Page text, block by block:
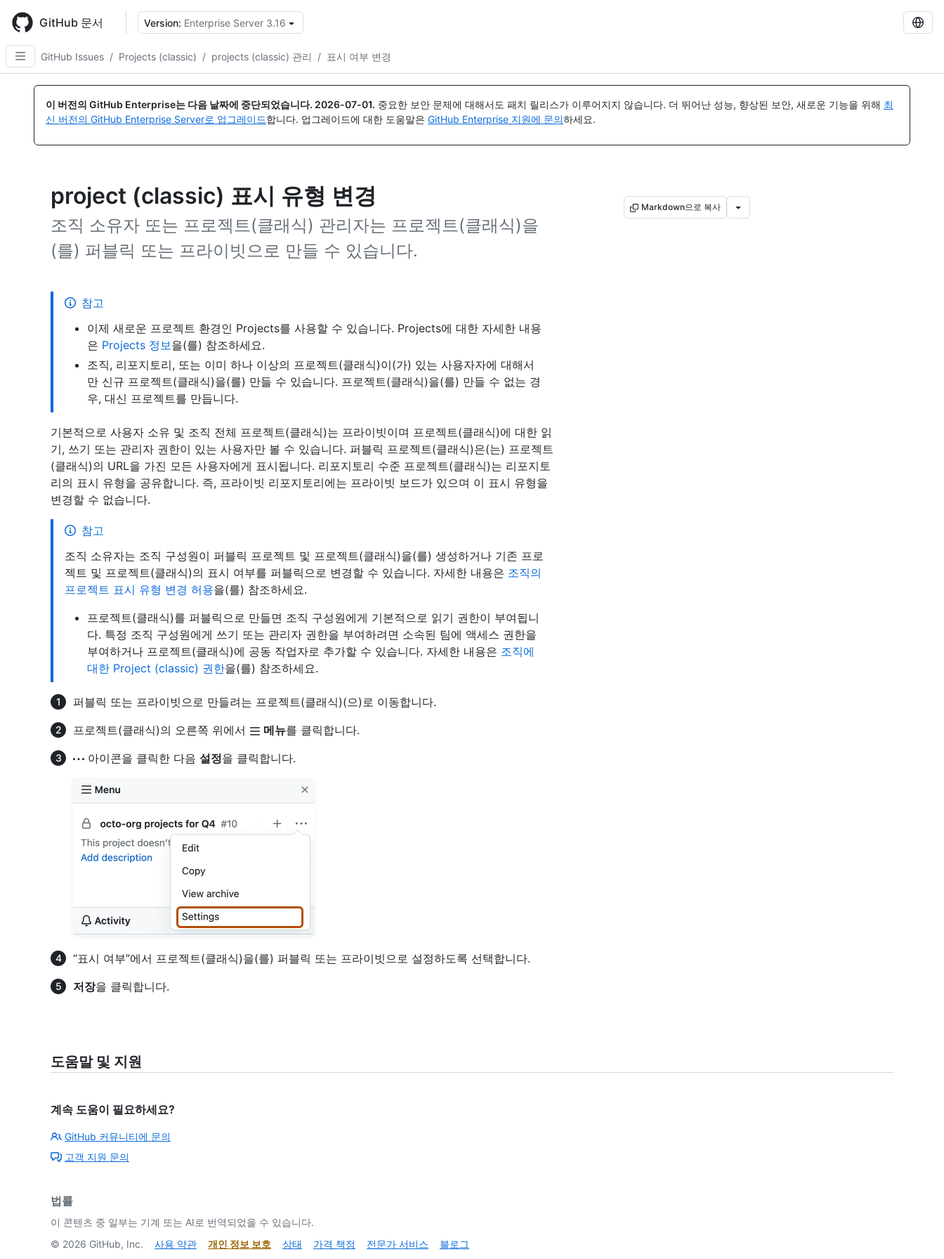
main
content
GitHub 문서 Version: Enterprise Server 3.16
GitHub Issues / Projects (classic) / projects (classic) 관리 / 표시 여부 변경
이 버전의 GitHub Enterprise는 다음 날짜에 중단되었습니다. 2026-07-01. 중요한 보안 문제에 대해서도 패치 릴리스가 이루어지지 않습니다. 더 뛰어난 성능, 향상된 보안, 새로운 기능을 위해 최
신 버전의 GitHub Enterprise Server로 업그레이드합니다. 업그레이드에 대한 도움말은 GitHub Enterprise 지원에 문의하세요.
project (classic) 표시 유형 변경
조직 소유자 또는 프로젝트(클래식) 관리자는 프로젝트(클래식)을
(를) 퍼블릭 또는 프라이빗으로 만들 수 있습니다.
Markdown으로 복사
참고
이제 새로운 프로젝트 환경인 Projects를 사용할 수 있습니다. Projects에 대한 자세한 내용
은 Projects 정보을(를) 참조하세요.
조직, 리포지토리, 또는 이미 하나 이상의 프로젝트(클래식)이(가) 있는 사용자자에 대해서
만 신규 프로젝트(클래식)을(를) 만들 수 있습니다. 프로젝트(클래식)을(를) 만들 수 없는 경
우, 대신 프로젝트를 만듭니다.
기본적으로 사용자 소유 및 조직 전체 프로젝트(클래식)는 프라이빗이며 프로젝트(클래식)에 대한 읽
기, 쓰기 또는 관리자 권한이 있는 사용자만 볼 수 있습니다. 퍼블릭 프로젝트(클래식)은(는) 프로젝트
(클래식)의 URL을 가진 모든 사용자에게 표시됩니다. 리포지토리 수준 프로젝트(클래식)는 리포지토
리의 표시 유형을 공유합니다. 즉, 프라이빗 리포지토리에는 프라이빗 보드가 있으며 이 표시 유형을
변경할 수 없습니다.
참고
조직 소유자는 조직 구성원이 퍼블릭 프로젝트 및 프로젝트(클래식)을(를) 생성하거나 기존 프로
젝트 및 프로젝트(클래식)의 표시 여부를 퍼블릭으로 변경할 수 있습니다. 자세한 내용은 조직의
프로젝트 표시 유형 변경 허용을(를) 참조하세요.
프로젝트(클래식)를 퍼블릭으로 만들면 조직 구성원에게 기본적으로 읽기 권한이 부여됩니
다. 특정 조직 구성원에게 쓰기 또는 관리자 권한을 부여하려면 소속된 팀에 액세스 권한을
부여하거나 프로젝트(클래식)에 공동 작업자로 추가할 수 있습니다. 자세한 내용은 조직에
대한 Project (classic) 권한을(를) 참조하세요.
퍼블릭 또는 프라이빗으로 만들려는 프로젝트(클래식)(으)로 이동합니다.
프로젝트(클래식)의 오른쪽 위에서
메뉴를 클릭합니다.
아이콘을 클릭한 다음 설정을 클릭합니다.
“표시 여부”에서 프로젝트(클래식)을(를) 퍼블릭 또는 프라이빗으로 설정하도록 선택합니다.
저장을 클릭합니다.
도움말 및 지원
계속 도움이 필요하세요?
GitHub 커뮤니티에 문의
고객 지원 문의
법률
이 콘텐츠 중 일부는 기계 또는 AI로 번역되었을 수 있습니다.
© 2026 GitHub, Inc. 사용 약관 개인 정보 보호 상태 가격 책정 전문가 서비스 블로그